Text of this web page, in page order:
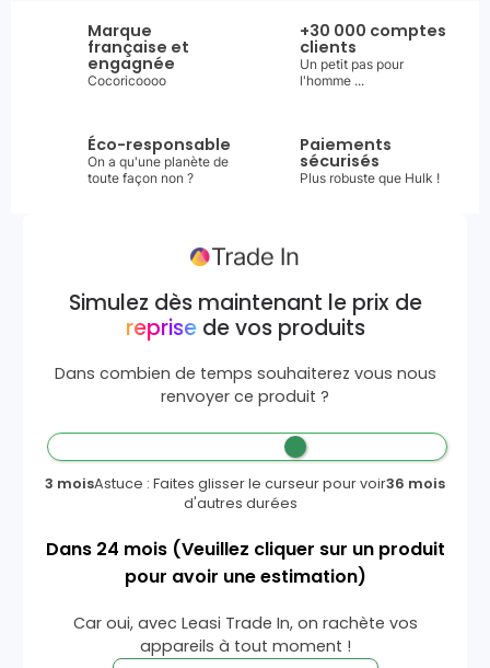
Marque
française et
engagnée
Cocoricoooo
+30 000 comptes
clients
Un petit pas pour
l'homme ...
Éco-responsable
On a qu'une planète de
toute façon non ?
Paiements
sécurisés
Plus robuste que Hulk !
Simulez dès maintenant le prix de
reprisede vos produits
Dans combien de temps souhaiterez vous nous
renvoyer ce produit ?
3 moisAstuce : Faites glisser le curseur pour voir
d'autres durées
36 mois
Dans 24 mois (Veuillez cliquer sur un produit
pour avoir une estimation)
Car oui, avec Leasi Trade In, on rachète vos
appareils à tout moment !